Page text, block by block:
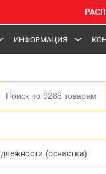
ИНФОРМАЦИЯ
(оснастка)